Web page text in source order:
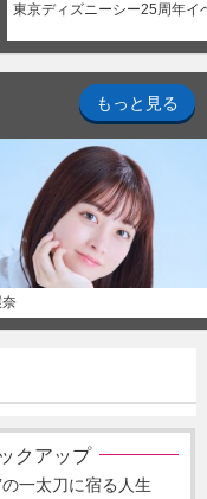
東京ディズニーシー25周年イ
もっと見る
クアップ
の一太刀に宿る人生